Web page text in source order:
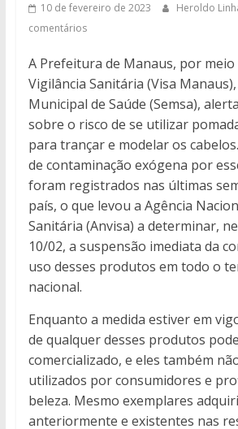
10 de fevereiro de 2023 Heroldo
comentários
A Prefeitura de Manaus, por
Vigilância Sanitária (Visa
Municipal de Saúde (Semsa),
sobre o risco de se utilizar
para trançar e modelar os
de contaminação exógena por
foram registrados nas últimas
país, o que levou a Agência
Sanitária (Anvisa) a determinar,
10/02, a suspensão imediata da
uso desses produtos em todo o
nacional.
Enquanto a medida estiver em
de qualquer desses produtos
comercializado, e eles também
utilizados por consumidores e
beleza. Mesmo exemplares
anteriormente e existentes nas